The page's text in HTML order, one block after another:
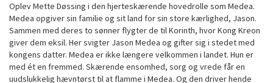
Oplev Mette Døssing i den hjerteskærende hovedrolle som Medea.
Medea opgiver sin familie og sit land for sin store kærlighed, Jason.
Sammen med deres to sønner flygter de til Korinth, hvor Kong Kreon
giver dem eksil. Her svigter Jason Medea og gifter sig i stedet med
kongens datter. Medea er ikke længere velkommen i landet. Hun er
med ét en fremmed. Skærende ensomhed, sorg og vrede får en
uudslukkelig hævntørst til at flamme i Medea. Og den driver hende